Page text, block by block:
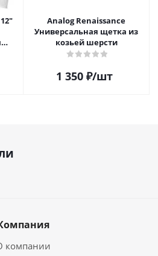
Analog Renaissance
Универсальная щетка из
козьей шерсти
1 350₽/шт
компании